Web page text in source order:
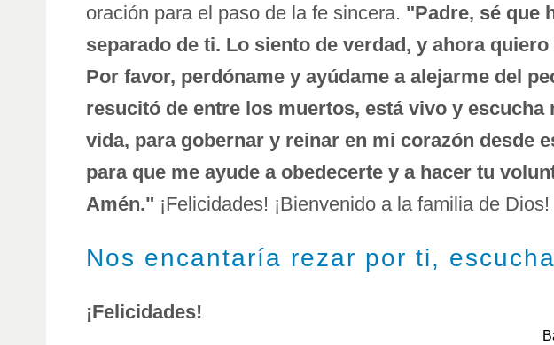
oración para el paso de la fe sincera. "Padre, sé que
separado de ti. Lo siento de verdad, y ahora
Por favor, perdóname y ayúdame a alejarme del
resucitó de entre los muertos, está vivo y
vida, para gobernar y reinar en mi corazón desde
para que me ayude a obedecerte y a hacer tu
Amén." ¡Felicidades! ¡Bienvenido a la familia de Dios!
Nos encantaría rezar por ti,
¡Felicidades!